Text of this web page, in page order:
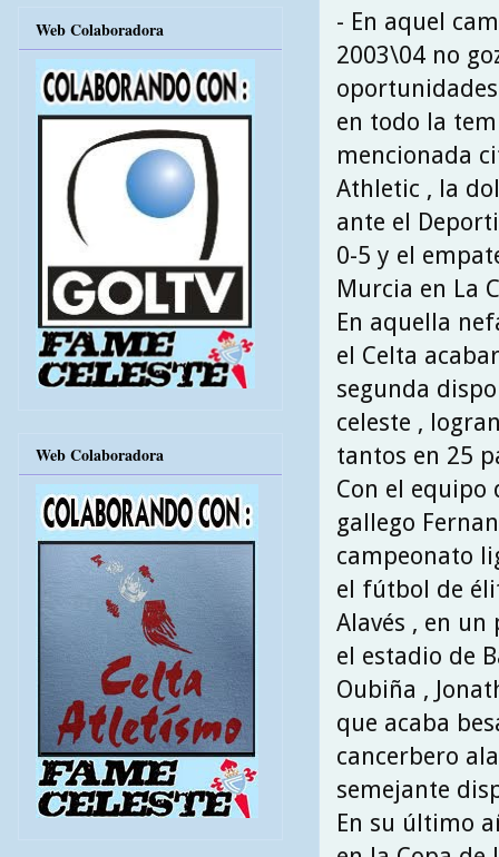
- En aquel
2003\04 no
en todo la
mencionada
Athletic , la
ante el
0-5 y el
Murcia en La
En aquella
el Celta
segunda
celeste ,
tantos en 25
Con el equipo
gallego
campeonato
el fútbol de
Alavés , en
el estadio de
Oubiña ,
que acaba
cancerbero
semejante
En su último
Web Colaboradora
Web Colaboradora